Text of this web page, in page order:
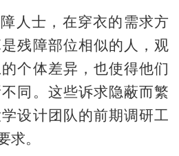
人士，在穿衣的需求方
残障部位相似的人，观
个体差异，也使得他们
同。这些诉求隐蔽而繁
设计团队的前期调研工
求。